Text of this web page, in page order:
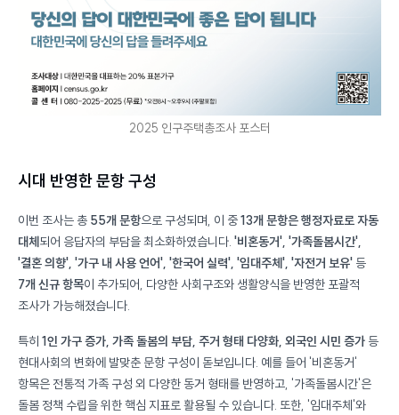
2025 인구주택총조사 포스터
시대 반영한 문항 구성
이번 조사는 총 55개 문항으로 구성되며, 이 중13개 문항은 행정자료로 자동
대체
되어 응답자의 부담을 최소화하였습니다. '비혼동거', '가족돌봄시간',
'결혼 의향', '가구 내 사용 언어', '한국어 실력', '임대주체', '자전거 보유' 등
7개 신규 항목이 추가되어, 다양한 사회구조와 생활양식을 반영한 포괄적
조사가 가능해졌습니다.
특히 1인 가구 증가, 가족 돌봄의 부담, 주거 형태 다양화, 외국인 시민 증가
현대사회의 변화에 발맞춘 문항 구성이 돋보입니다. 예를 들어 '비혼동거'
항목은 전통적 가족 구성 외 다양한 동거 형태를 반영하고, '가족돌봄시간'은
돌봄 정책 수립을 위한 핵심 지표로 활용될 수 있습니다. 또한, '임대주체'와